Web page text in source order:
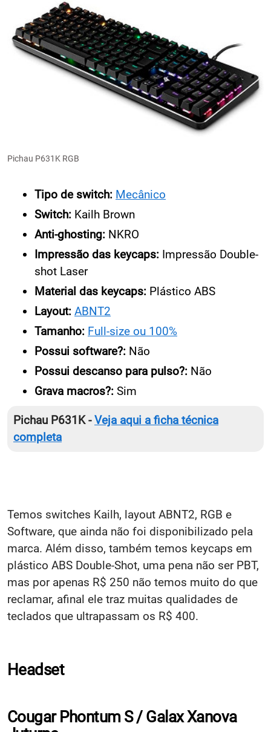
Pichau P631K RGB
Tipo de switch: Mecânico
Switch: Kailh Brown
Anti-ghosting: NKRO
Impressão das keycaps: Impressão Double-
shot Laser
Material das keycaps: Plástico ABS
Layout: ABNT2
Tamanho: Full-size ou 100%
Possui software?: Não
Possui descanso para pulso?: Não
Grava macros?: Sim
Pichau P631K -Veja aqui a ficha técnica
completa
Temos switches Kailh, layout ABNT2, RGB e
Software, que ainda não foi disponibilizado pela
marca. Além disso, também temos keycaps em
plástico ABS Double-Shot, uma pena não ser PBT,
mas por apenas R$ 250 não temos muito do que
reclamar, afinal ele traz muitas qualidades de
teclados que ultrapassam os R$ 400.
Headset
Cougar Phontum S / Galax Xanova